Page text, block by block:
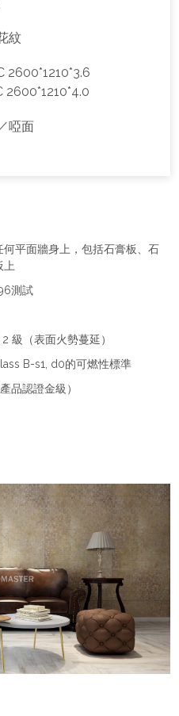
紋
2600*1210*3.6
2600*1210*4.0
啞面
平面牆身上，包括石膏板、石
上
測試
級（表面火勢蔓延）
B-s1, d0的可燃性標準
品認證金級）